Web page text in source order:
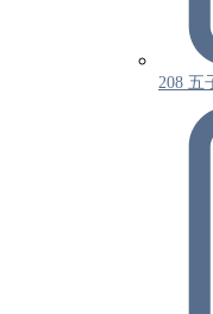
208 五